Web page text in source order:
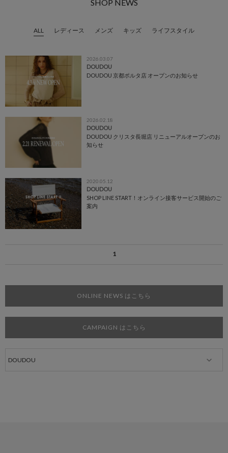
SHOP NEWS
ALL レディース メンズ キッズ ライフスタイル
2026.03.07
DOUDOU
DOUDOU 京都ポルタ店 オープンのお知らせ
2026.02.18
DOUDOU
DOUDOU クリスタ長堀店 リニューアルオープンのお
知らせ
2020.05.12
DOUDOU
SHOP LINE START！オンライン接客サービス開始のご
案内
1
ONLINE NEWS はこちら
CAMPAIGN はこちら